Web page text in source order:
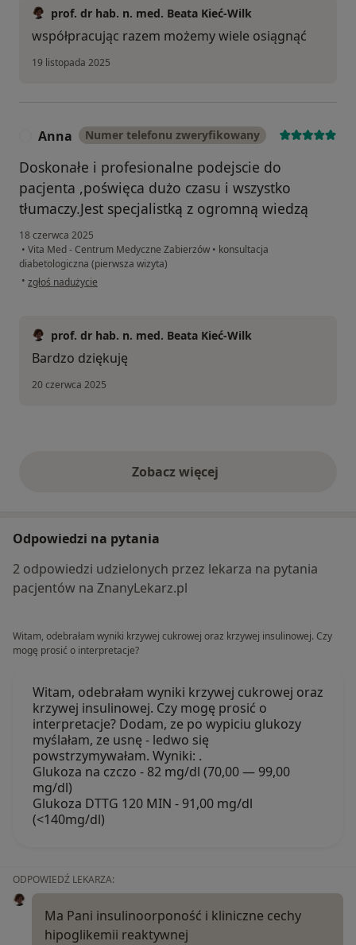
prof. dr hab. n. med. Beata Kieć-Wilk
współpracując razem możemy wiele osiągnąć
19 listopada 2025
Anna Numer telefonu zweryfikowany
Doskonałe i profesionalne podejscie do
pacjenta ,poświęca dużo czasu i wszystko
tłumaczy.Jest specjalistką z ogromną wiedzą
18 czerwca 2025
• Vita Med - Centrum Medyczne Zabierzów • konsultacja
diabetologiczna (pierwsza wizyta)
• w opinii użytkownika Anna
zgłoś nadużycie
prof. dr hab. n. med. Beata Kieć-Wilk
Bardzo dziękuję
20 czerwca 2025
Zobacz więcejopinie powyżej
Odpowiedzi na pytania
2 odpowiedzi udzielonych przez lekarza na pytania
pacjentów na ZnanyLekarz.pl
Witam, odebrałam wyniki krzywej cukrowej oraz krzywej insulinowej. Czy
mogę prosić o interpretacje?
Witam, odebrałam wyniki krzywej cukrowej oraz
krzywej insulinowej. Czy mogę prosić o
interpretacje? Dodam, ze po wypiciu glukozy
myślałam, ze usnę - ledwo się
powstrzymywałam. Wyniki: .
Glukoza na czczo - 82 mg/dl (70,00 — 99,00
mg/dl)
Glukoza DTTG 120 MIN - 91,00 mg/dl
(<140mg/dl)
ODPOWIEDŹ LEKARZA:
Ma Pani insulinoorponość i kliniczne cechy
hipoglikemii reaktywnej